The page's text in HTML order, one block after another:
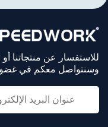
للاستفسار عن منتجاتنا
وسنتواصل معكم في غضون 24